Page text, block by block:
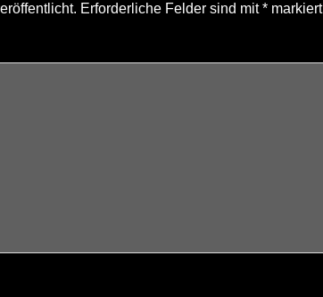
Erforderliche Felder sind mit*markiert